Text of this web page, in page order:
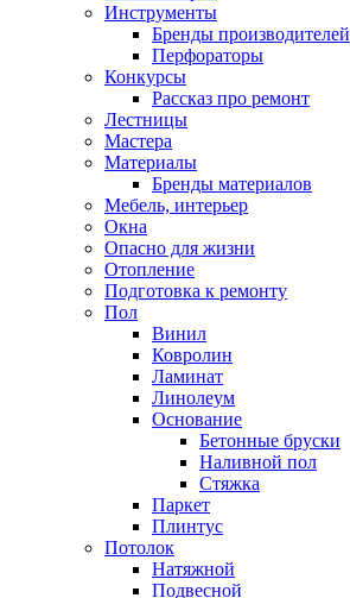
Инструменты
Бренды производителей
Перфораторы
Конкурсы
Рассказ про ремонт
Лестницы
Мастера
Материалы
Бренды материалов
Мебель, интерьер
Окна
Опасно для жизни
Отопление
Подготовка к ремонту
Пол
Винил
Ковролин
Ламинат
Линолеум
Основание
Бетонные бруски
Наливной пол
Стяжка
Паркет
Плинтус
Потолок
Натяжной
Подвесной